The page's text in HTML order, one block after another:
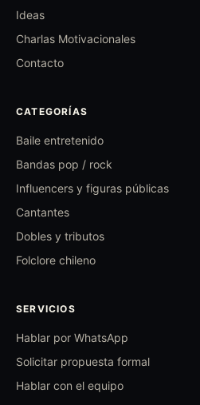
Ideas
Charlas Motivacionales
Contacto
CATEGORÍAS
Baile entretenido
Bandas pop / rock
Influencers y figuras públicas
Cantantes
Dobles y tributos
Folclore chileno
SERVICIOS
Hablar por WhatsApp
Solicitar propuesta formal
Hablar con el equipo